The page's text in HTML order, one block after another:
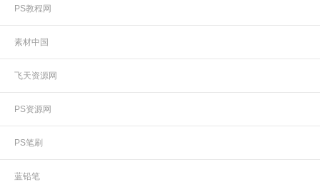
PS教程网
素材中国
飞天资源网
PS资源网
PS笔刷
蓝铅笔